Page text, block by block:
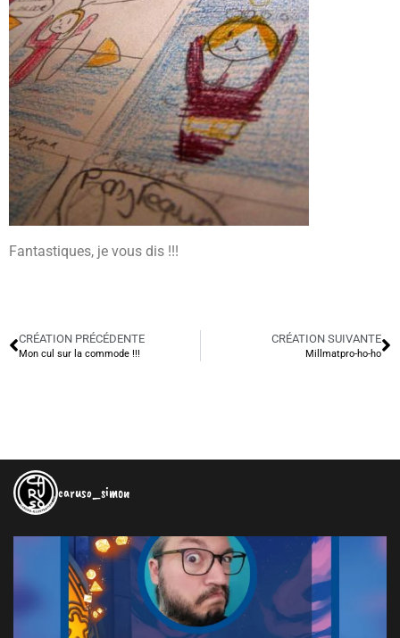
Fantastiques, je vous dis !!!
CRÉATION PRÉCÉDENTE
Mon cul sur la commode !!!
CRÉATION SUIVANTE
Millmatpro-ho-ho
caruso_simon